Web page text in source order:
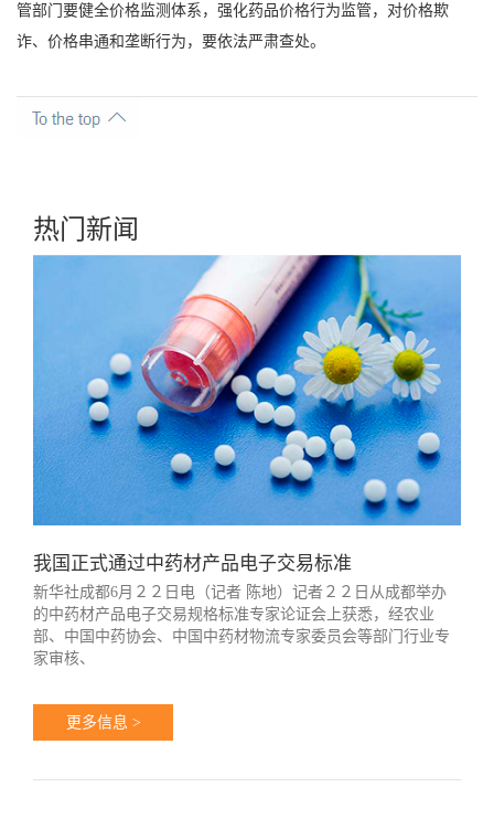
管部门要健全价格监测体系，强化药品价格行为监管，对价格欺
诈、价格串通和垄断行为，要依法严肃查处。
热门新闻
我国正式通过中药材产品电子交易标准
新华社成都6月２２日电（记者 陈地）记者２２日从成都举办
的中药材产品电子交易规格标准专家论证会上获悉，经农业
部、中国中药协会、中国中药材物流专家委员会等部门行业专
家审核、
更多信息 >